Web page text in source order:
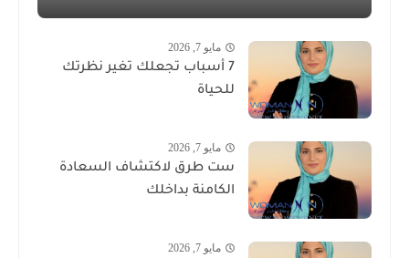
مايو 7, 2026
7 أسباب تجعلك تغير نظرتك
للحياة
مايو 7, 2026
ست طرق لاكتشاف السعادة
الكامنة بداخلك
مايو 7, 2026